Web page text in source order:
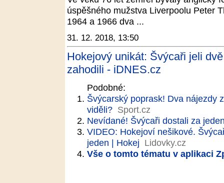
úspěšného mužstva Liverpoolu Peter
1964 a 1966 dva ...
31. 12. 2018, 13:50
Hokejový unikát: Švýcaři jeli
zahodili - iDNES.cz
Podobné:
Švýcarský poprask! Dva nájezdy
viděli? Sport.cz
Nevídané! Švýcaři dostali za
VIDEO: Hokejoví nešikové.
jeden | Hokej Lidovky.cz
Vše o tomto tématu v aplikaci